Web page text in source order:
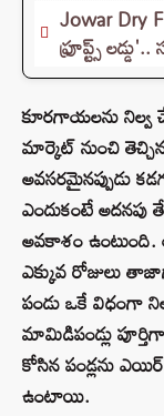
Jowar Dry
ఫ్రూప్ట్స్
కూరగాయలను నిల్వ
మార్కెట్ నుంచి
అవసరమైనప్పుడు
ఎందుకంటే
అవకాశం ఉంటుంది.
ఎక్కువ రోజులు
పండు ఒకే విధంగా
మామిడిపండ్లు
కోసిన పండ్లను
ఉంటాయి.